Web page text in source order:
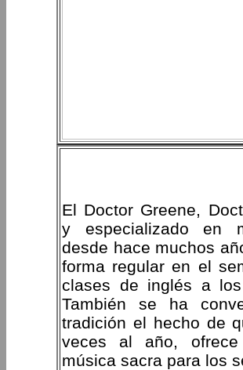
El Doctor Greene,
y especializado en
desde hace muchos
forma regular en el
clases de inglés a los
También se ha
tradición el hecho de
veces al año,
música sacra para los